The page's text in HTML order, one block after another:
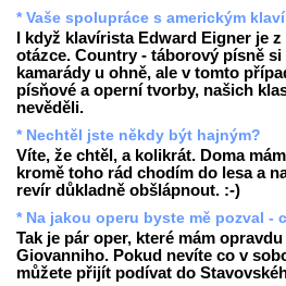
* Vaše spolupráce s americkým
I když klavírista Edward Eigner je
otázce. Country - táborový písně
kamarády u ohně, ale v tomto
písňové a operní tvorby, našich
nevěděli.
* Nechtěl jste někdy být hajným?
Víte, že chtěl, a kolikrát. Doma
kromě toho rád chodím do lesa a
revír důkladně obšlápnout. :-)
* Na jakou operu byste mě pozval -
Tak je pár oper, které mám
Giovanniho. Pokud nevíte co v
můžete přijít podívat do